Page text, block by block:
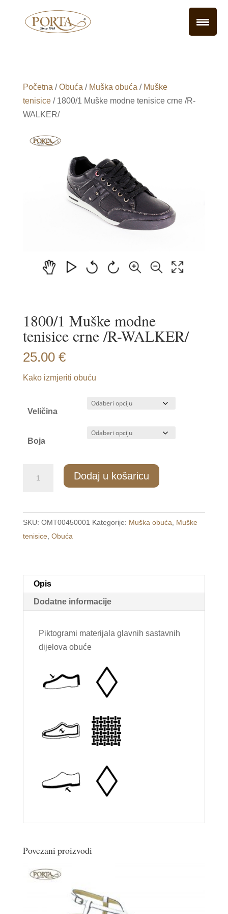
Početna /Obuća / Muška obuća / Muške
tenisice/ 1800/1 Muške modne tenisice crne /R-
WALKER/
1800/1 Muške modne
tenisice crne /R-WALKER/
25.00 €
Kako izmjeriti obuću
Veličina
Boja
tenisice
crne
/R-
Dodaj u košaricu
SKU: OMT00450001 Kategorije: Muška obuća
Muške
tenisice Obuća
Opis
Dodatne informacije
Piktogrami materijala glavnih sastavnih
dijelova obuće
Povezani proizvodi